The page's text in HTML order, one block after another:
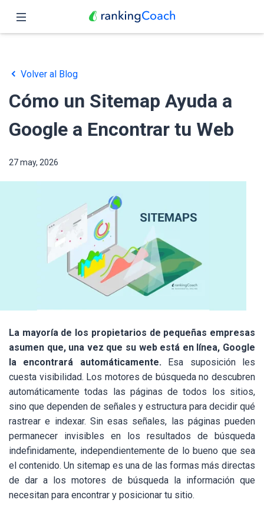
Funciones
Precio
Revendedores
Blog
Volver al Blog
Cómo un Sitemap Ayuda a
Google a Encontrar tu Web
27 may, 2026
La mayoría de los propietarios de pequeñas empresas
asumen que, una vez que su web está en línea, Google
la encontrará automáticamente.Esa suposición les
cuesta visibilidad. Los motores de búsqueda no descubren
automáticamente todas las páginas de todos los sitios,
sino que dependen de señales y estructura para decidir qué
rastrear e indexar. Sin esas señales, las páginas pueden
permanecer invisibles en los resultados de búsqueda
indefinidamente, independientemente de lo bueno que sea
el contenido. Un sitemap es una de las formas más directas
de dar a los motores de búsqueda la información que
necesitan para encontrar y posicionar tu sitio.